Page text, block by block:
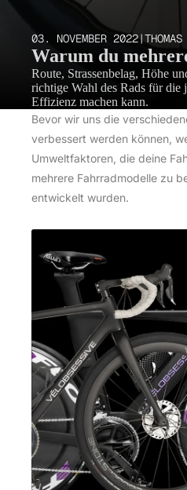
03. NOVEMBER 2022|
Warum du
Route, Strassenbelag, Höhe
richtige Wahl des Rads für die
Effizienz machen kann.
Bevor wir uns die
verbessert werden können,
Umweltfaktoren, die deine
mehrere Fahrradmodelle zu
entwickelt wurden.